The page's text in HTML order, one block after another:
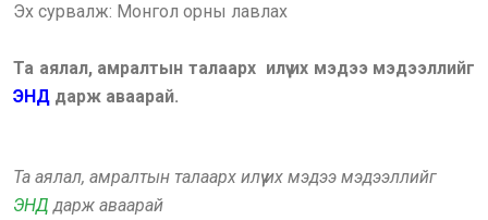
Эх сурвалж: Монгол орны лавлах
Та аялал, амралтын талаарх илүү их мэдээ мэдээллийг
ЭНД дарж аваарай.
Та аялал, амралтын талаарх илүү их мэдээ мэдээллийг
ЭНД дарж аваарай